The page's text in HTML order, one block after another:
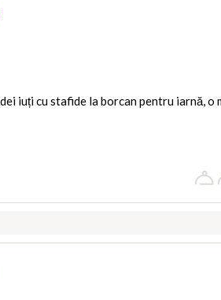
iuți cu stafide la borcan pentru iarnă, o